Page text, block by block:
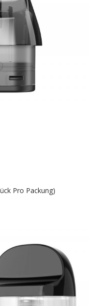
Pro Packung)